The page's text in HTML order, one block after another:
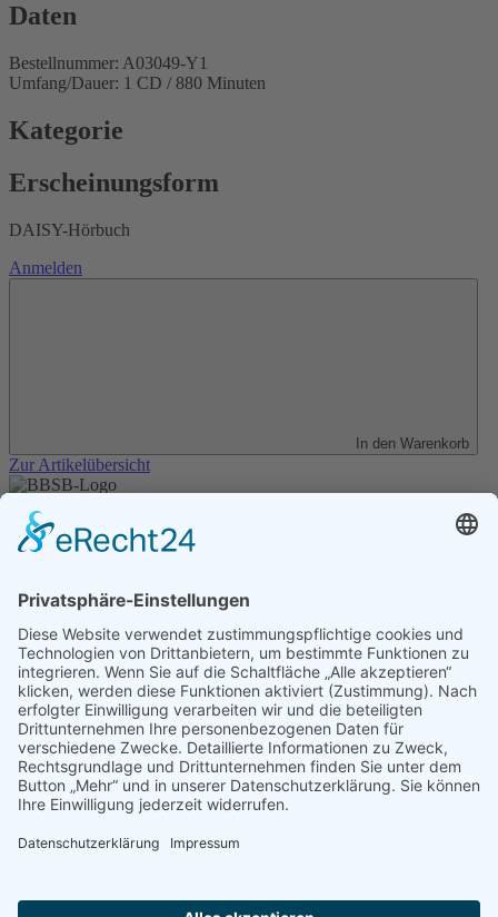
Daten
Bestellnummer: A03049-Y1
Umfang/Dauer: 1 CD / 880 Minuten
Kategorie
Erscheinungsform
DAISY-Hörbuch
Anmelden
In den Warenkorb
Zur Artikelübersicht
Unser Angebot
Shop
Datenschutz
Kontakt
Transparenzerklärung
BBSB-Inform: täglich aktualisierte Infos
für sehbehinderte und blinde Menschen
Anmeldung Newsletter BBSB-Inform
Unser Newsletter für Unterstützer